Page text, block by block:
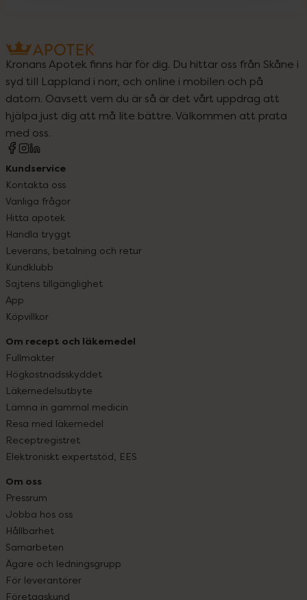
Kronans Apotek finns här för dig. Du hittar oss från Skåne i
syd till Lappland i norr, och online i mobilen och på
datorn. Oavsett vem du är så är det vårt uppdrag att
hjälpa just dig att må lite bättre. Välkommen att prata
med oss.
Kundservice
Kontakta oss
Vanliga frågor
Hitta apotek
Handla tryggt
Leverans, betalning och retur
Kundklubb
Sajtens tillgänglighet
App
Köpvillkor
Om recept och läkemedel
Fullmakter
Högkostnadsskyddet
Läkemedelsutbyte
Lämna in gammal medicin
Resa med läkemedel
Receptregistret
Elektroniskt expertstöd, EES
Om oss
Pressrum
Jobba hos oss
Hållbarhet
Samarbeten
Ägare och ledningsgrupp
För leverantörer
Företagskund